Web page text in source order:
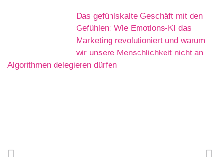
Das gefühlskalte Geschäft mit den
Gefühlen: Wie Emotions-KI das
Marketing revolutioniert und warum
wir unsere Menschlichkeit nicht an
Algorithmen delegieren dürfen